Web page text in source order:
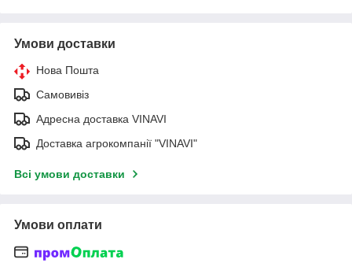
Умови доставки
Нова Пошта
Самовивіз
Адресна доставка VINAVI
Доставка агрокомпанії "VINAVI"
Всі умови доставки
Умови оплати